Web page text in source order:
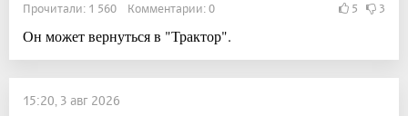
Прочитали: 1 560 Комментарии: 0 5 3
Он может вернуться в "Трактор".
15:20, 3 авг 2026